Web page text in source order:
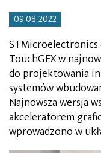
09.08.2022
TouchGFX w
do projektowania
systemów
Najnowsza wersja
akceleratorem
wprowadzono w